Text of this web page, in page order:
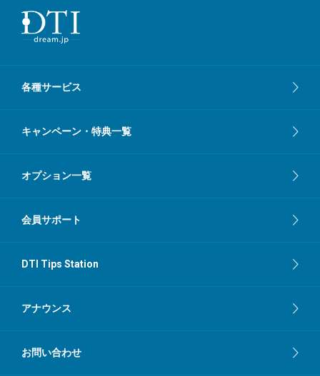
各種サービス
キャンペーン・特典一覧
オプション一覧
会員サポート
DTI Tips Station
アナウンス
お問い合わせ